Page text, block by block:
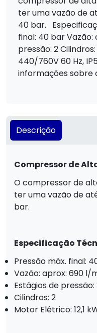
ter uma vazão de
40 bar.
final: 40 bar
pressão: 2
440/760V 60 Hz,
informações sobre
Descrição
Compressor de
O compressor de
ter uma vazão de
bar.
Especificação
Pressão máx. final:
Vazão: aprox: 690 l/
Estágios de pressão:
Cilindros: 2
Motor Elétrico: 12,1